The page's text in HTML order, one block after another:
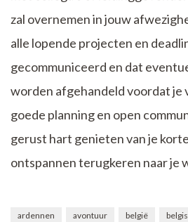
zal overnemen in jouw
alle lopende projecten en
gecommuniceerd en dat
worden afgehandeld voordat je
goede planning en open
gerust hart genieten van je
ontspannen terugkeren naar je
ardennen avontuur belgië